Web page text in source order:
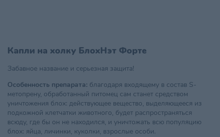
Капли на холку БлохНэт Форте
Забавное название и серьезная защита!
Особенность препарата: благодаря входящему в состав S-
метопрену, обработанный питомец сам станет средством
уничтожения блох: действующее вещество, выделяющееся из
подкожной клетчатки животного, будет распространяться
всюду, где бы он не находился, и уничтожать всю популяцию
блох: яйца, личинки, куколки, взрослые особи.